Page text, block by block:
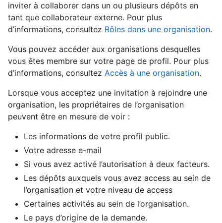
inviter à collaborer dans un ou plusieurs dépôts en
tant que collaborateur externe. Pour plus
d’informations, consultez Rôles dans une organisation.
Vous pouvez accéder aux organisations desquelles
vous êtes membre sur votre page de profil. Pour plus
d’informations, consultez Accès à une organisation.
Lorsque vous acceptez une invitation à rejoindre une
organisation, les propriétaires de l’organisation
peuvent être en mesure de voir :
Les informations de votre profil public.
Votre adresse e-mail
Si vous avez activé l’autorisation à deux facteurs.
Les dépôts auxquels vous avez access au sein de
l’organisation et votre niveau de access
Certaines activités au sein de l’organisation.
Le pays d’origine de la demande.